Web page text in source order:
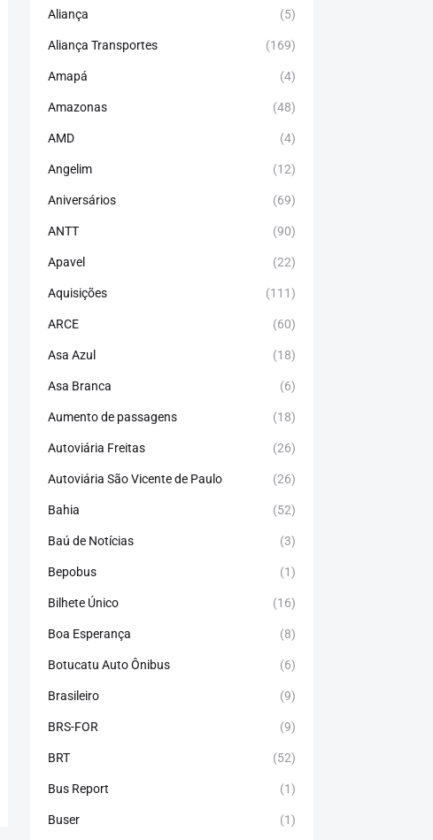
Aliança (5)
Aliança Transportes (169)
Amapá (4)
Amazonas (48)
AMD (4)
Angelim (12)
Aniversários (69)
ANTT (90)
Apavel (22)
Aquisições (111)
ARCE (60)
Asa Azul (18)
Asa Branca (6)
Aumento de passagens (18)
Autoviária Freitas (26)
Autoviária São Vicente de Paulo (26)
Bahia (52)
Baú de Notícias (3)
Bepobus (1)
Bilhete Único (16)
Boa Esperança (8)
Botucatu Auto Ônibus (6)
Brasileiro (9)
BRS-FOR (9)
BRT (52)
Bus Report (1)
Buser (1)